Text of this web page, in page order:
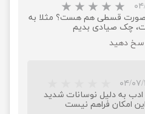
صورت قسطی هم هست؟ مثلا به
چک صیادی بدیم
دهید
۰۷/۲۴
به دلیل نوسانات شدید
امکان فراهم نیست